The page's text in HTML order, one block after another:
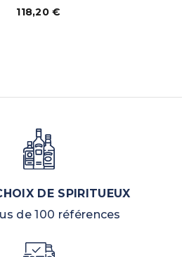
118,20€
DE SPIRITUEUX
de 100 références